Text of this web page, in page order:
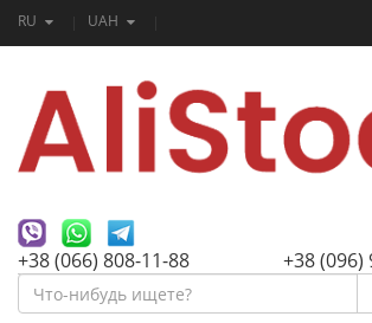
RU UAH
+38 (066) 808-11-88 +38 (096)